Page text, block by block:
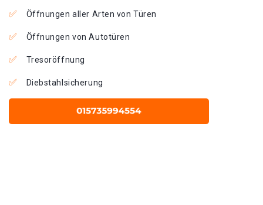
Öffnungen aller Arten von Türen
Öffnungen von Autotüren
Tresoröffnung
Diebstahlsicherung